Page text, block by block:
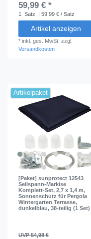
59,99 € *
1 Satz | 59,99 € / Satz
Artikel anzeigen
*inkl. ges. MwSt. zzgl.
Versandkosten
Artikelpaket
[Paket] sunprotect 12543
Seilspann-Markise
Komplett-Set, 2,7 x 1,4 m,
Sonnenschutz für Pergola
Wintergarten Terrasse,
dunkelblau, 38-teilig (1 Set)
UVP 54,98 €